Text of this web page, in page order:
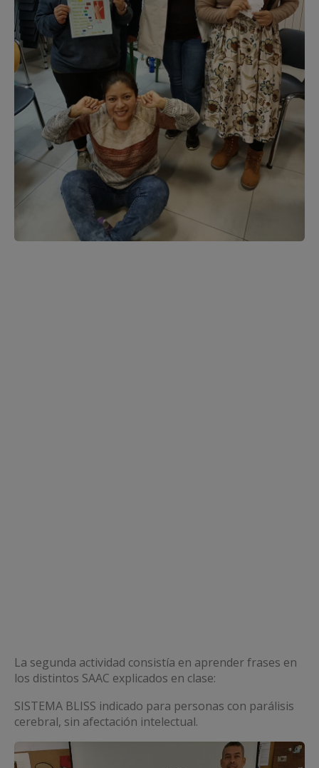
La segunda actividad consistía en aprender frases en
los distintos SAAC explicados en clase:
SISTEMA BLISS indicado para personas con parálisis
cerebral, sin afectación intelectual.